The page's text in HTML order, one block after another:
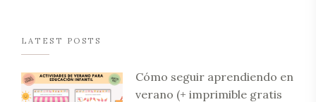
LATEST POSTS
Cómo seguir aprendiendo en
verano (+ imprimible gratis